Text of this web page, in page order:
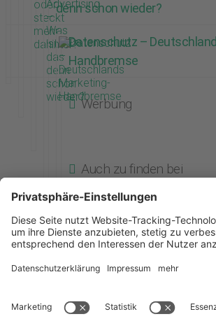
denn schon wieder?
Datenschutz –
Handbremse
Werbung
Auch zu finden bei
Search
Über mich
Google Ads Beratung